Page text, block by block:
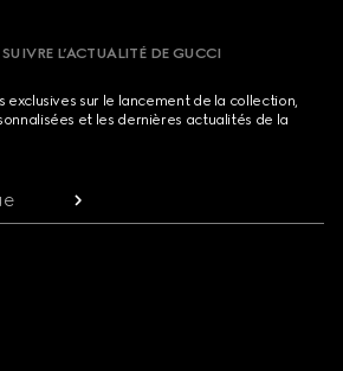
L’ACTUALITÉ DE GUCCI
exclusives sur le lancement de la collection,
et les dernières actualités de la